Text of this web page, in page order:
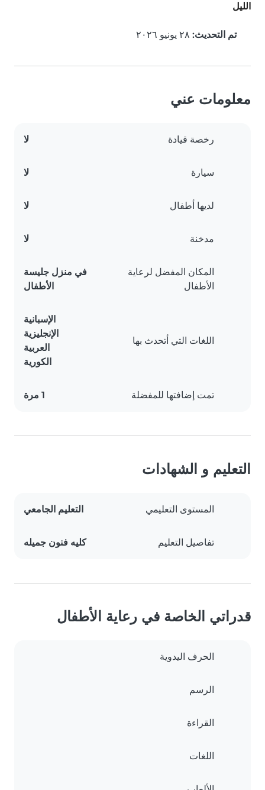
الليل
تم التحديث:
معلومات عني
رخصة قيادة لا
سيارة لا
لديها أطفال لا
مدخنة لا
المكان المفضل لرعاية
الأطفال
في منزل جليسة
الأطفال
اللغات التي أتحدث بها
الإسبانية
الإنجليزية
العربية
الكورية
تمت إضافتها للمفضلة 1 مرة
التعليم و الشهادات
المستوى التعليمي التعليم الجامعي
تفاصيل التعليم كليه فنون جميله
قدراتي الخاصة في رعاية الأطفال
الحرف اليدوية
الرسم
القراءة
اللغات